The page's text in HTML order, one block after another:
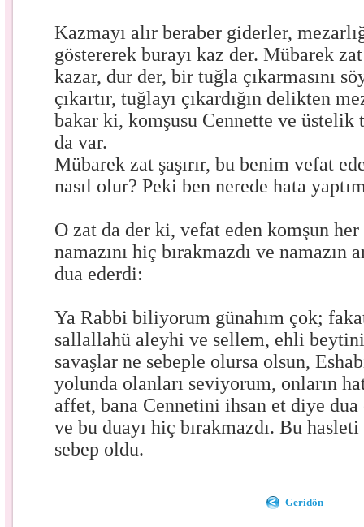
Kazmayı alır beraber giderler,
göstererek burayı kaz der. Mübarek
kazar, dur der, bir tuğla çıkarmasını
çıkartır, tuğlayı çıkardığın delikten
bakar ki, komşusu Cennette ve üstelik
da var.
Mübarek zat şaşırır, bu benim vefat
nasıl olur? Peki ben nerede hata
O zat da der ki, vefat eden komşun
namazını hiç bırakmazdı ve namazın
dua ederdi:
Ya Rabbi biliyorum günahım çok;
sallallahü aleyhi ve sellem, ehli
savaşlar ne sebeple olursa olsun,
yolunda olanları seviyorum, onların
affet, bana Cennetini ihsan et diye dua
ve bu duayı hiç bırakmazdı. Bu
sebep oldu.
Geridön